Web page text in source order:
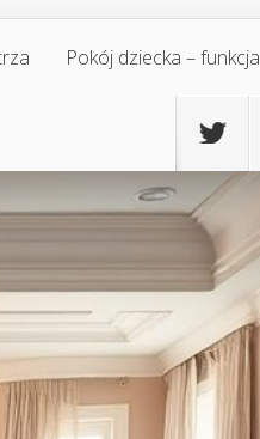
Pokój dziecka – funkcja